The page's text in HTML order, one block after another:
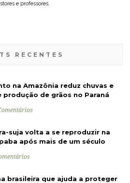
e professores.
RECENTES
na Amazônia reduz chuvas e
de grãos no Paraná
suja volta a se reproduzir na
após mais de um século
brasileira que ajuda a proteger